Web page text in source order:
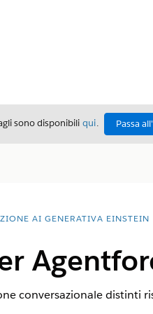
sono disponibili qui. Passa
AI GENERATIVA EINSTEIN
conversazionale distinti